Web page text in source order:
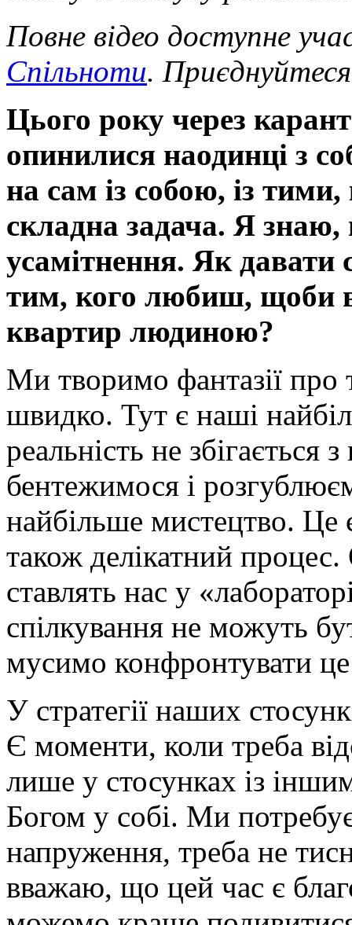
Повне відео доступне
Спільноти.
Цього року через
опинилися наодинці з
на сам із собою, із
складна задача. Я
усамітнення. Як давати
тим, кого любиш, щоби
квартир людиною?
Ми творимо фантазії
швидко. Тут є наші
реальність не
бентежимося і
найбільше мистецтво. Це
також делікатний
ставлять нас у
спілкування не можуть
мусимо конфронтувати
У стратегії наших
Є моменти, коли треба
лише у стосунках із
Богом у собі. Ми
напруження, треба не
вважаю, що цей час є